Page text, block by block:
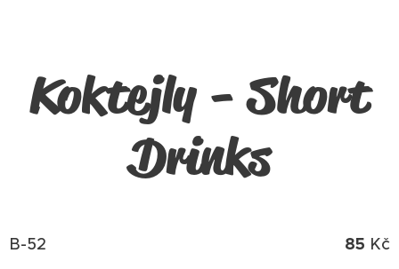
Koktejly - Short
Drinks
B-52
85 Kč